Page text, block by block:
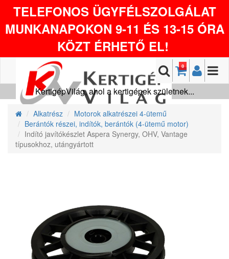
TELEFONOS ÜGYFÉLSZOLGÁLAT
MUNKANAPOKON 9-11 ÉS 13-15 ÓRA
KÖZT ÉRHETŐ EL!
0
KertigépVilág, ahol a kertigépek születnek...
Alkatrész
Motorok alkatrészei 4-ütemű
Berántók részei, indítók, berántók (4-ütemű motor)
Indító javítókészlet Aspera Synergy, OHV, Vantage
típusokhoz, utángyártott